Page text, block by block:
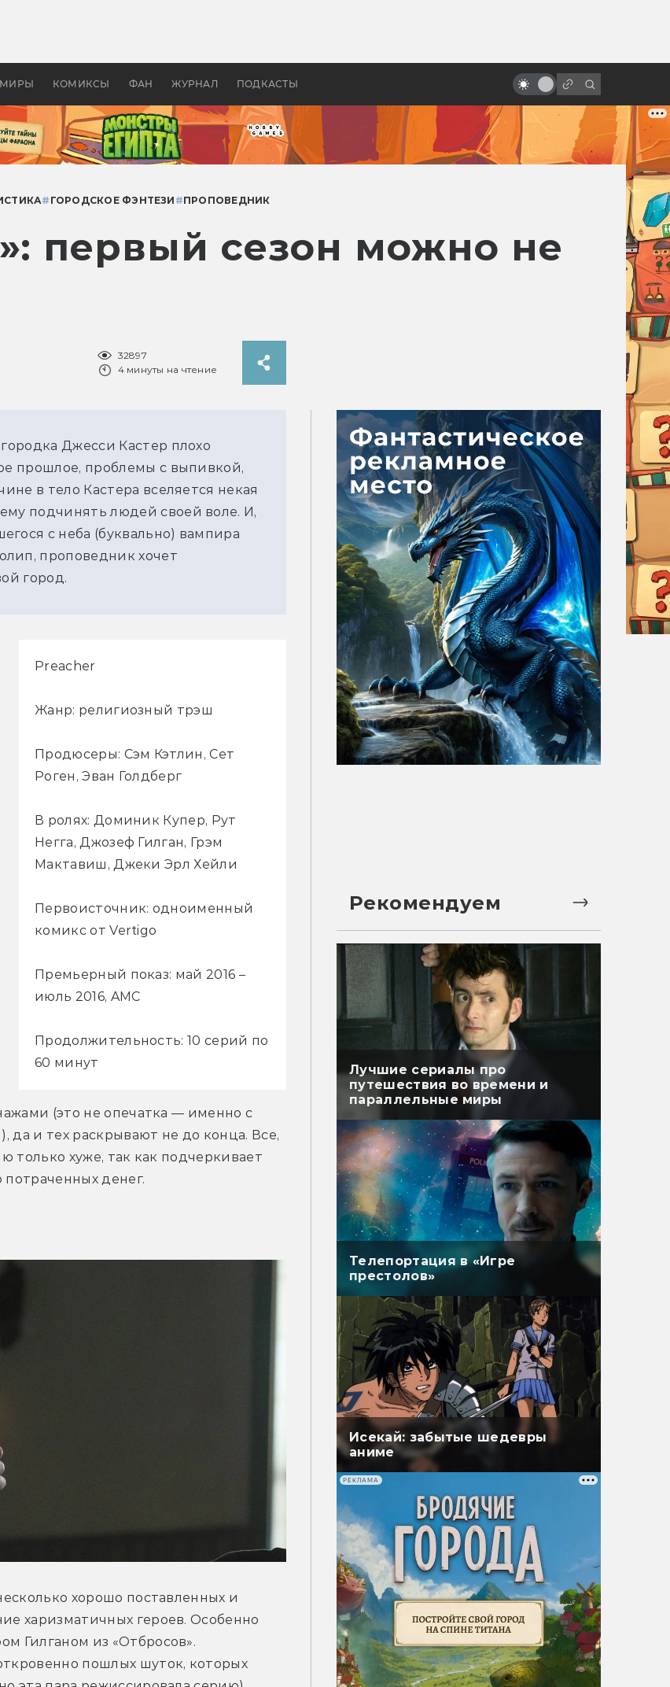
МИРЫ КОМИКСЫ ФАН ЖУРНАЛ ПОДКАСТЫ
в России —
бы «Властелина колец»
Гигер и сотворение «Чужого»
# ГОРОДСКОЕ ФЭНТЕЗИ #ПРОПОВЕДНИК
первый сезон можно не
32897
4 минуты на чтение
Джесси Кастер плохо
прошлое, проблемы с выпивкой,
в тело Кастера вселяется некая
подчинять людей своей воле. И,
с неба (буквально) вампира
проповедник хочет
город.
Preacher
Жанр: религиозный трэш
Продюсеры: Сэм Кэтлин, Сет
Роген, Эван Голдберг
В ролях: Доминик Купер, Рут
Негга, Джозеф Гилган, Грэм
Мактавиш, Джеки Эрл Хейли
Первоисточник: одноименный
комикс от Vertigo
Премьерный показ: май 2016 –
июль 2016, AMC
Продолжительность: 10 серий по
60 минут
(это не опечатка — именно с
да и тех раскрывают не до конца. Все,
только хуже, так как подчеркивает
денег.
хорошо поставленных и
харизматичных героев. Особенно
Гилганом из «Отбросов».
пошлых шуток, которых
Рекомендуем
Лучшие сериалы про
путешествия во времени и
параллельные миры
Телепортация в «Игре
престолов»
Исекай: забытые шедевры
аниме
РЕКЛАМА